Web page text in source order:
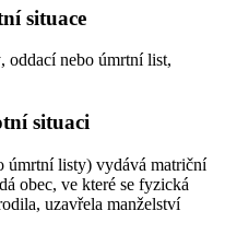
situace
oddací nebo úmrtní list,
situaci
úmrtní listy) vydává matriční
obec, ve které se fyzická
uzavřela manželství